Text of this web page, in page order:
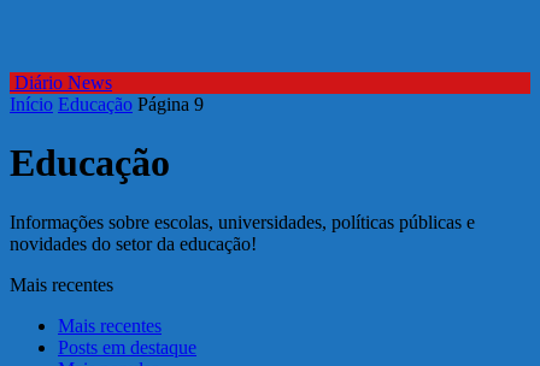
Diário News
Início Educação Página 9
Educação
Informações sobre escolas, universidades, políticas públicas e
novidades do setor da educação!
Mais recentes
Mais recentes
Posts em destaque